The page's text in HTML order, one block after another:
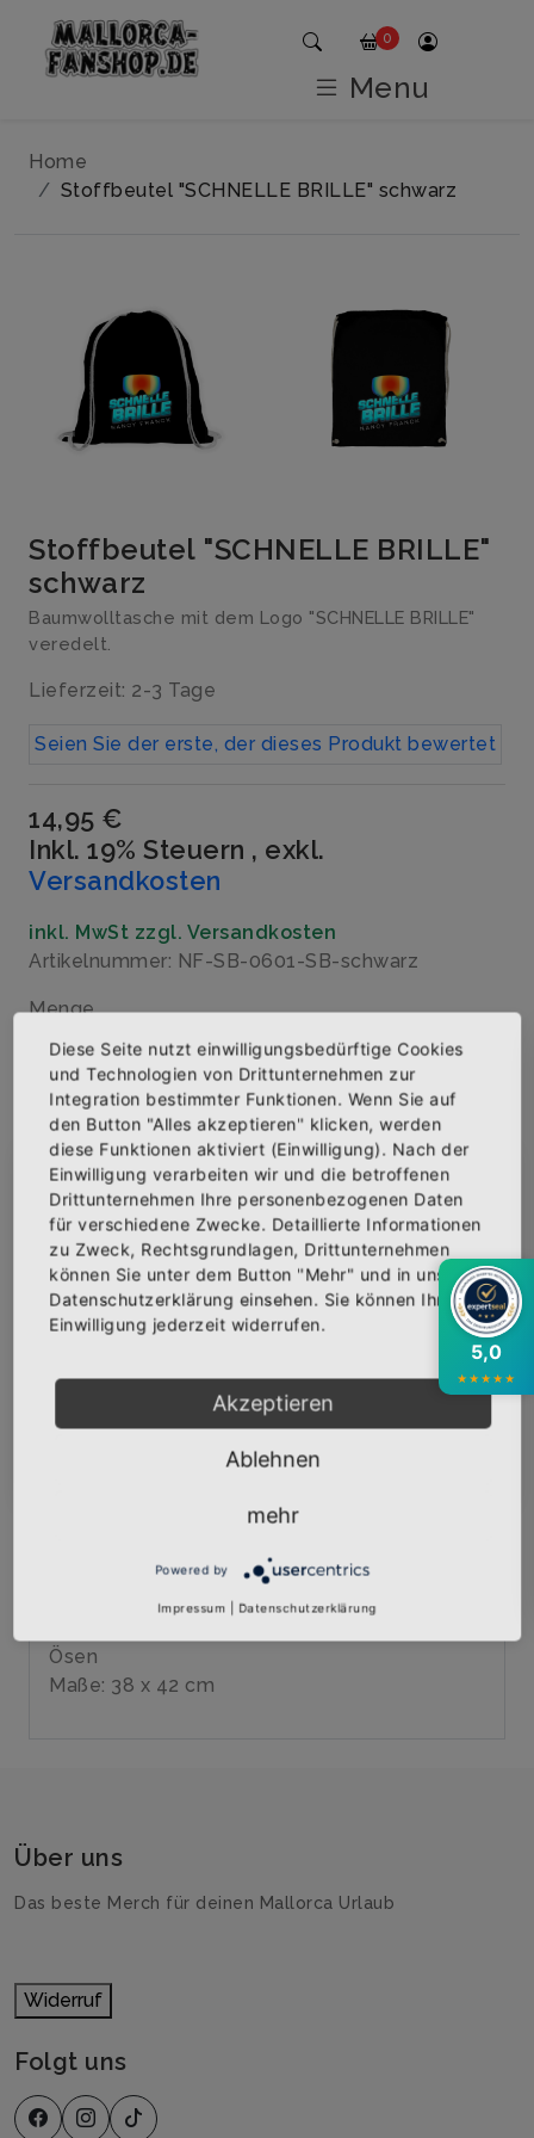
Home
Stoffbeutel "SCHNELLE BRILLE" schwarz
Stoffbeutel "SCHNELLE BRILLE"
schwarz
Baumwolltasche mit dem Logo "SCHNELLE BRILLE"
veredelt.
Lieferzeit: 2-3 Tage
Seien Sie der erste, der dieses Produkt bewertet
14,95 €
Inkl. 19% Steuern , exkl.
Versandkosten
inkl. MwSt zzgl. Versandkosten
Artikelnummer: NF-SB-0601-SB-schwarz
Menge
IN DEN WARENKORB
AUF DIE WUNSCHLISTE
BESCHREIBUNG INFOS BEWERTUNGEN
Baumwolltasche mit dem Logo "SCHNELLE
BRILLE" veredelt.
Durch Riegelnähte verstärkter Ausgang der
Kordelführung
Ösen
Maße: 38 x 42 cm
Über uns
Das beste Merch für deinen Mallorca Urlaub
Widerruf
Folgt uns
Abonniere jetzt unseren Newsletter
Bekomme die aktuellsten News über neue
Produkte und zudem einen 10% Gutschein für
deine nächste Bestellung.
Abonnieren
0
Menu
5,0
★★★★★
Diese Seite nutzt einwilligungsbedürftige Cookies
und Technologien von Drittunternehmen zur
Integration bestimmter Funktionen. Wenn Sie auf
den Button "Alles akzeptieren" klicken, werden
diese Funktionen aktiviert (Einwilligung). Nach der
Einwilligung verarbeiten wir und die betroffenen
Drittunternehmen Ihre personenbezogenen Daten
für verschiedene Zwecke. Detaillierte Informationen
zu Zweck, Rechtsgrundlagen, Drittunternehmen
können Sie unter dem Button "Mehr" und in unserer
Datenschutzerklärung einsehen. Sie können Ihre
Einwilligung jederzeit widerrufen.
Akzeptieren
Ablehnen
mehr
Powered by
Impressum Datenschutzerklärung